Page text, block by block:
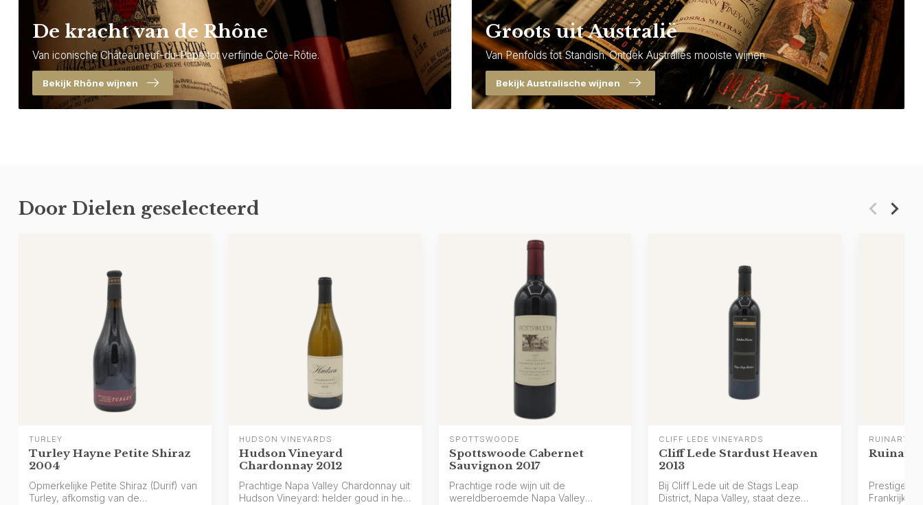
De kracht van de Rhône
Van iconische Châteauneuf-du-Pape tot verfijnde Côte-Rôtie.
Bekijk Rhône wijnen
Groots uit Australië
Van Penfolds tot Standish. Ontdek Australiës mooiste wijnen.
Bekijk Australische wijnen
Door Dielen geselecteerd
TURLEY
Turley Hayne Petite Shiraz
2004
Opmerkelijke Petite Shiraz (Durif) van
Turley, afkomstig van de
HUDSON VINEYARDS
Hudson Vineyard
Chardonnay 2012
Prachtige Napa Valley Chardonnay uit
Hudson Vineyard: helder goud in het
SPOTTSWOODE
Spottswoode Cabernet
Sauvignon 2017
Prachtige rode wijn uit de
wereldberoemde Napa Valley
CLIFF LEDE VINEYARDS
Cliff Lede Stardust Heaven
2013
Bij Cliff Lede uit de Stags Leap
District, Napa Valley, staat deze
RUINART
Ruinart
Prestige-
Frankrijk,